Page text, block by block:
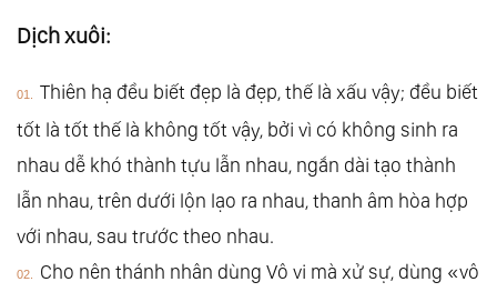
41.Đạo Đức Kinh: Chương 37. Vi Chính
Đạo Đức Kinh: Chương 39. Pháp Bản
44.Đạo Đức Kinh: Chương 40. Khử Dụng
45.Đạo Đức Kinh: Chương 41. Đồng Dị
46.Đạo Đức Kinh: Chương 42. Đạo Hóa
47.Đạo Đức Kinh: Chương 43. Biến Dụng
48. Đạo Đức Kinh: Chương 44. Tri Chỉ
Dịch xuôi:
Thiên hạ đều biết đẹp là đẹp, thế là xấu vậy; đều biết
tốt là tốt thế là không tốt vậy, bởi vì có không sinh ra
nhau dễ khó thành tựu lẫn nhau, ngắn dài tạo thành
lẫn nhau, trên dưới lộn lạo ra nhau, thanh âm hòa hợp
với nhau, sau trước theo nhau.
Cho nên thánh nhân dùng Vô vi mà xử sự, dùng «vô